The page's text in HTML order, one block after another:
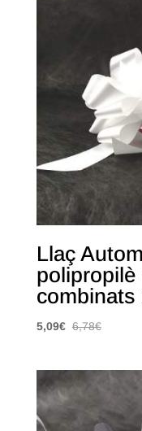
Llaç
polipropilè
combinats
5,09€ 6,78€